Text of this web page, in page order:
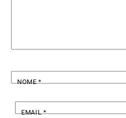
NOME*
EMAIL*